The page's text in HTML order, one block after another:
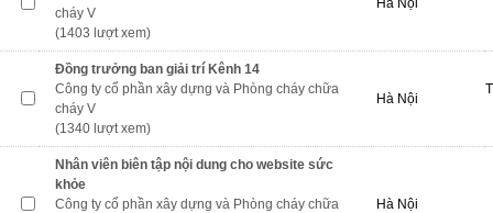
cháy V
(1403 lượt xem)
Hà Nội
Đồng trưởng ban giải trí Kênh 14
Công ty cổ phần xây dựng và Phòng cháy chữa
cháy V
(1340 lượt xem)
Hà Nội
Nhân viên biên tập nội dung cho website sức
khỏe
Công ty cổ phần xây dựng và Phòng cháy chữa
Hà Nội